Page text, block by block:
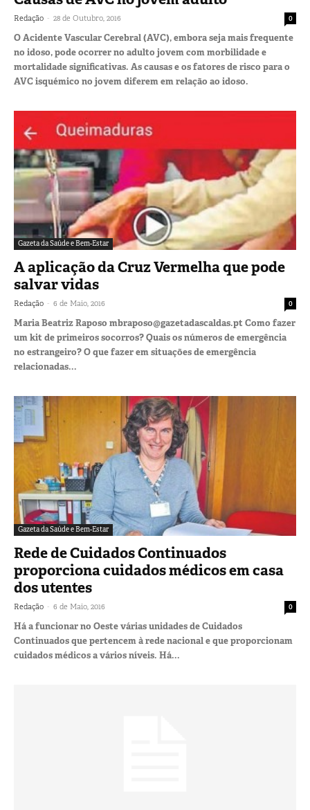
Redação - 28 de Outubro, 2016 0
O Acidente Vascular Cerebral (AVC), embora seja mais frequente
no idoso, pode ocorrer no adulto jovem com morbilidade e
mortalidade significativas. As causas e os fatores de risco para o
AVC isquémico no jovem diferem em relação ao idoso.
Gazeta da Saúde e Bem-Estar
A aplicação da Cruz Vermelha que pode
salvar vidas
Redação - 6 de Maio, 2016 0
Maria Beatriz Raposo mbraposo@gazetadascaldas.pt Como fazer
um kit de primeiros socorros? Quais os números de emergência
no estrangeiro? O que fazer em situações de emergência
relacionadas...
Gazeta da Saúde e Bem-Estar
Rede de Cuidados Continuados
proporciona cuidados médicos em casa
dos utentes
Redação - 6 de Maio, 2016 0
Há a funcionar no Oeste várias unidades de Cuidados
Continuados que pertencem à rede nacional e que proporcionam
cuidados médicos a vários níveis. Há...